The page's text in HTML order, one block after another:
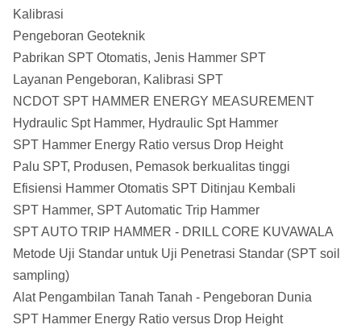
Kalibrasi
Pengeboran Geoteknik
Pabrikan SPT Otomatis, Jenis Hammer SPT
Layanan Pengeboran, Kalibrasi SPT
NCDOT SPT HAMMER ENERGY MEASUREMENT
Hydraulic Spt Hammer, Hydraulic Spt Hammer
SPT Hammer Energy Ratio versus Drop Height
Palu SPT, Produsen, Pemasok berkualitas tinggi
Efisiensi Hammer Otomatis SPT Ditinjau Kembali
SPT Hammer, SPT Automatic Trip Hammer
SPT AUTO TRIP HAMMER - DRILL CORE KUVAWALA
Metode Uji Standar untuk Uji Penetrasi Standar (SPT soil
sampling)
Alat Pengambilan Tanah Tanah - Pengeboran Dunia
SPT Hammer Energy Ratio versus Drop Height